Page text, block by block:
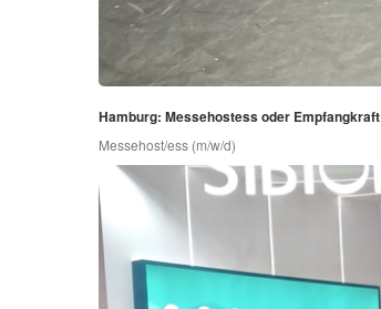
Hamburg: Messehostess oder Empfangkraft
Messehost/ess (m/w/d)